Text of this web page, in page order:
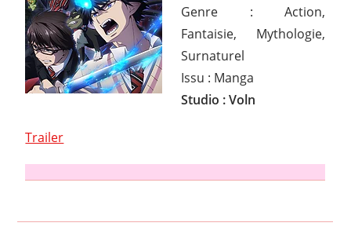
Genre : Action,
Fantaisie, Mythologie,
Surnaturel
Issu : Manga
Studio : Voln
Trailer